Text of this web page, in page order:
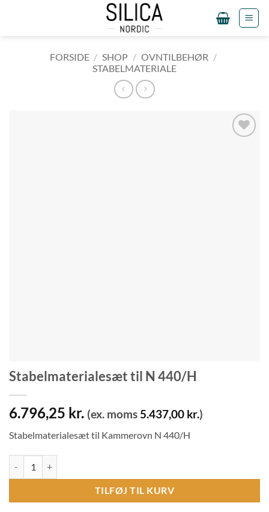
FORSIDE / SHOP / OVNTILBEHØR /
STABELMATERIALE
Stabelmaterialesæt til N 440/H
6.796,25 kr. (ex. moms 5.437,00 kr.)
Stabelmaterialesæt til Kammerovn N 440/H
TILFØJ TIL KURV